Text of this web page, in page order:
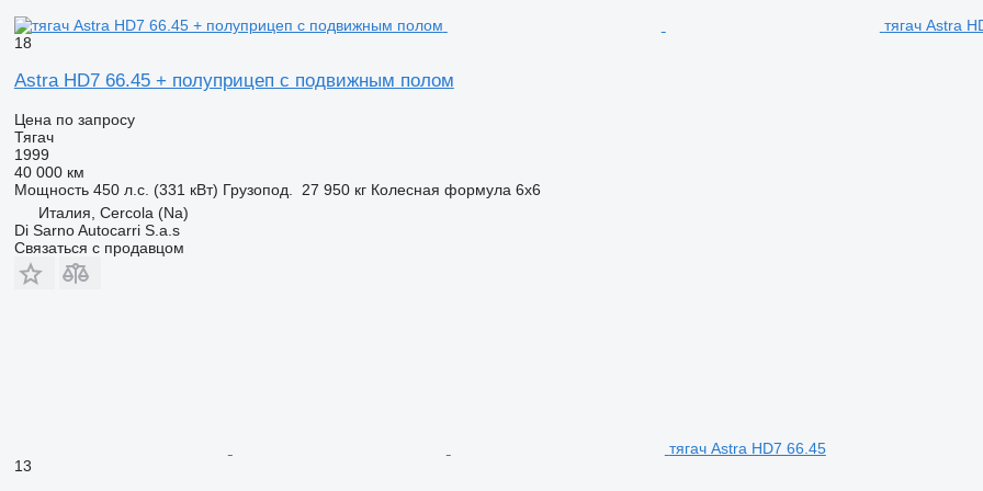
тягач Astra
18
Astra HD7 66.45 + полуприцеп с подвижным полом
Цена по запросу
Тягач
1999
40 000 км
Мощность 450 л.с. (331 кВт) Грузопод. 27 950 кг Колесная формула 6x6
Италия, Cercola (Na)
Di Sarno Autocarri S.a.s
Связаться с продавцом
тягач Astra HD7 66.45
13